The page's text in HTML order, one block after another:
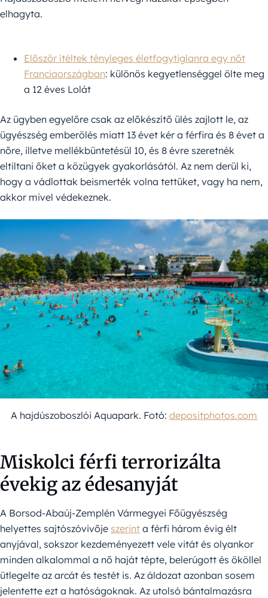
elhagyta.
Először ítéltek tényleges életfogytiglanra egy nőt
Franciaországban: különös kegyetlenséggel ölte meg
a 12 éves Lolát
Az ügyben egyelőre csak az előkészítő ülés zajlott le, az
ügyészség emberölés miatt 13 évet kér a férfira és 8 évet a
nőre, illetve mellékbüntetésül 10, és 8 évre szeretnék
eltiltani őket a közügyek gyakorlásától. Az nem derül ki,
hogy a vádlottak beismerték volna tettüket, vagy ha nem,
akkor mivel védekeznek.
A hajdúszoboszlói Aquapark. Fotó: depositphotos.com
Miskolci férfi terrorizálta
évekig az édesanyját
A Borsod-Abaúj-Zemplén Vármegyei Főügyészség
helyettes sajtószóvivője szerint a férfi három évig élt
anyjával, sokszor kezdeményezett vele vitát és olyankor
minden alkalommal a nő haját tépte, belerúgott és ököllel
ütlegelte az arcát és testét is. Az áldozat azonban sosem
jelentette ezt a hatóságoknak. Az utolsó bántalmazásra